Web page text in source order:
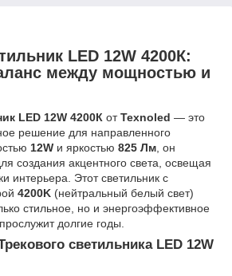
LED 12W 4200К:
между мощностью и
LED 12W 4200К отTexnoled — это
решение для направленного
12W и яркостью 825 Лм, он
создания акцентного света, освещая
интерьера. Этот светильник с
4200K (нейтральный белый свет)
стильное, но и энергоэффективное
долгие годы.
светильника LED 12W